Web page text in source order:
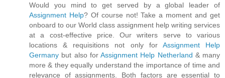
Would you mind to get served by a global leader of
Assignment Help? Of course not! Take a moment and get
onboard to our World class assignment help writing services
at a cost-effective price. Our writers serve to various
locations & requisitions not only for Assignment Help
Germany but also for Assignment Help Netherland & many
more & they equally understand the importance of time and
relevance of assignments. Both factors are essential to